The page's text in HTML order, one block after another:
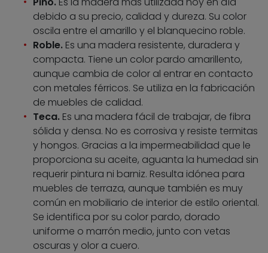
debido a su precio, calidad y dureza. Su color
oscila entre el amarillo y el blanquecino roble.
Roble. Es una madera resistente, duradera y
compacta. Tiene un color pardo amarillento,
aunque cambia de color al entrar en contacto
con metales férricos. Se utiliza en la fabricación
de muebles de calidad.
Teca. Es una madera fácil de trabajar, de fibra
sólida y densa. No es corrosiva y resiste termitas
y hongos. Gracias a la impermeabilidad que le
proporciona su aceite, aguanta la humedad sin
requerir pintura ni barniz. Resulta idónea para
muebles de terraza, aunque también es muy
común en mobiliario de interior de estilo oriental.
Se identifica por su color pardo, dorado
uniforme o marrón medio, junto con vetas
oscuras y olor a cuero.